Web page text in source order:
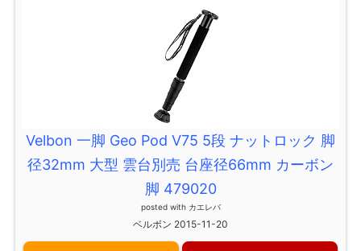
Velbon 一脚 Geo Pod V75 5段 ナットロック 脚
径32mm 大型 雲台別売 台座径66mm カーボン
脚 479020
posted with カエレバ
ベルボン 2015-11-20